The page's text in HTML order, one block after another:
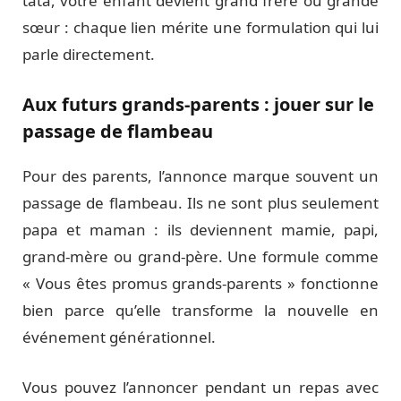
sœur : chaque lien mérite une formulation qui lui
parle directement.
Aux futurs grands-parents : jouer sur le
passage de flambeau
Pour des parents, l’annonce marque souvent un
passage de flambeau. Ils ne sont plus seulement
papa et maman : ils deviennent mamie, papi,
grand-mère ou grand-père. Une formule comme
« Vous êtes promus grands-parents » fonctionne
bien parce qu’elle transforme la nouvelle en
événement générationnel.
Vous pouvez l’annoncer pendant un repas avec